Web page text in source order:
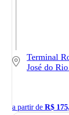
Terminal
José do
a partir de R$